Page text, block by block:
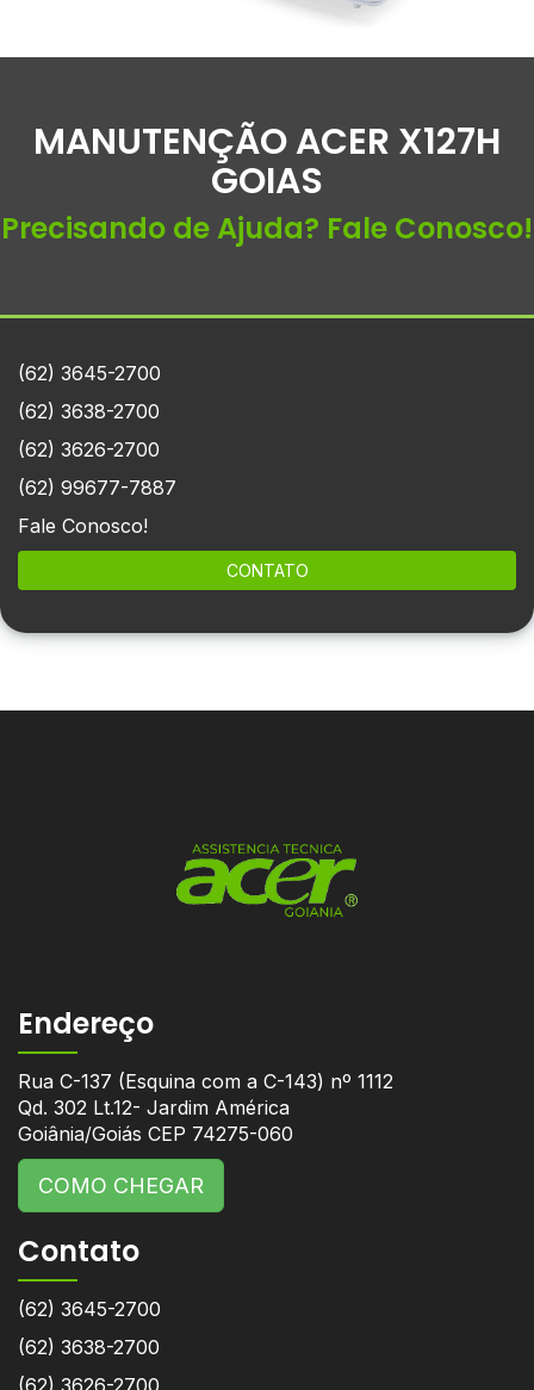
MANUTENÇÃO ACER X127H
GOIAS
Precisando de Ajuda? Fale Conosco!
(62) 3645-2700
(62) 3638-2700
(62) 3626-2700
(62) 99677-7887
Fale Conosco!
CONTATO
Endereço
Rua C-137 (Esquina com a C-143) nº 1112
Qd. 302 Lt.12- Jardim América
Goiânia/Goiás CEP 74275-060
COMO CHEGAR
Contato
(62) 3645-2700
(62) 3638-2700
(62) 3626-2700